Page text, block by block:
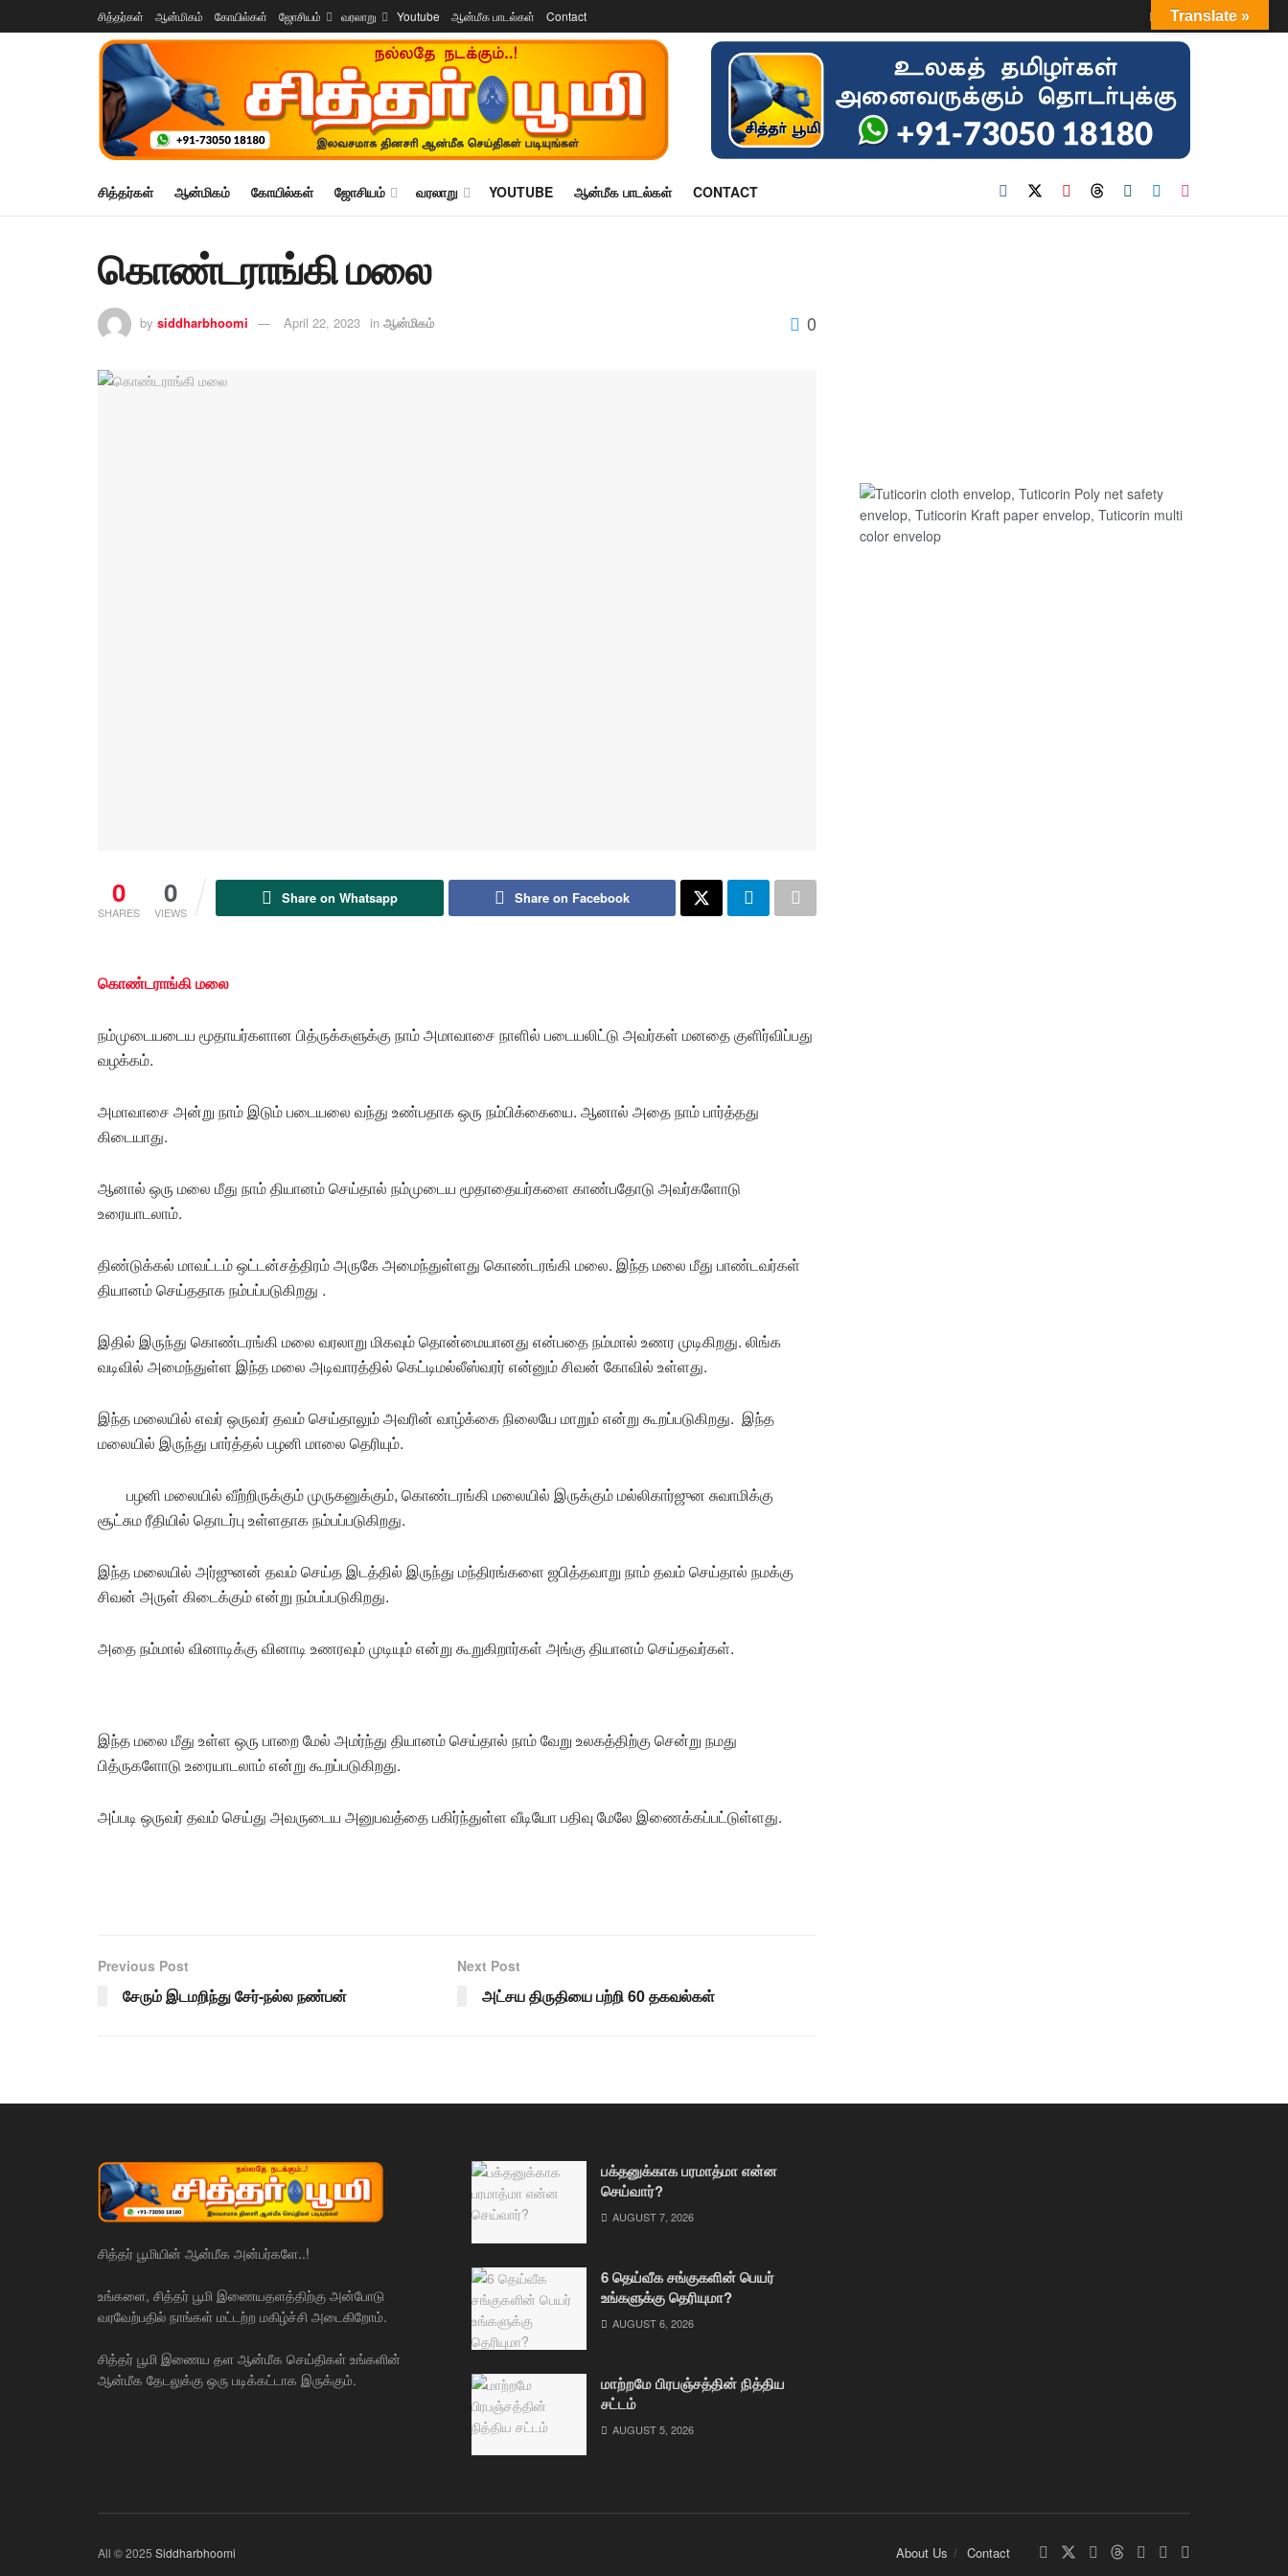
சித்தர்கள் ஆன்மிகம் கோயில்கள் ஜோசியம் வரலாறு Youtube ஆன்மீக பாடல்கள் Contact Login
சித்தர்கள் ஆன்மிகம் கோயில்கள் ஜோசியம் வரலாறு YOUTUBE ஆன்மீக பாடல்கள் CONTACT
கொண்டராங்கி மலை
by siddharbhoomi April 22, 2023 in ஆன்மிகம் 0
0
SHARES
0
VIEWS
Share on Whatsapp Share on Facebook
கொண்டராங்கி மலை
நம்முடையடைய மூதாயர்களான பித்ருக்களுக்கு நாம் அமாவாசை நாளில் படையலிட்டு அவர்கள் மனதை குளிர்விப்பது
வழக்கம்.
அமாவாசை அன்று நாம் இடும் படையலை வந்து உண்பதாக ஒரு நம்பிக்கையை. ஆனால் அதை நாம் பார்த்தது
கிடையாது.
ஆனால் ஒரு மலை மீது நாம் தியானம் செய்தால் நம்முடைய மூதாதையர்களை காண்பதோடு அவர்களோடு
உரையாடலாம்.
திண்டுக்கல் மாவட்டம் ஒட்டன்சத்திரம் அருகே அமைந்துள்ளது கொண்டரங்கி மலை. இந்த மலை மீது பாண்டவர்கள்
தியானம் செய்ததாக நம்பப்படுகிறது .
இதில் இருந்து கொண்டரங்கி மலை வரலாறு மிகவும் தொன்மையானது என்பதை நம்மால் உணர முடிகிறது. லிங்க
வடிவில் அமைந்துள்ள இந்த மலை அடிவாரத்தில் கெட்டிமல்லீஸ்வரர் என்னும் சிவன் கோவில் உள்ளது.
இந்த மலையில் எவர் ஒருவர் தவம் செய்தாலும் அவரின் வாழ்க்கை நிலையே மாறும் என்று கூறப்படுகிறது. இந்த
மலையில் இருந்து பார்த்தல் பழனி மாலை தெரியும்.
பழனி மலையில் வீற்றிருக்கும் முருகனுக்கும், கொண்டரங்கி மலையில் இருக்கும் மல்லிகார்ஜுன சுவாமிக்கு
சூட்சும ரீதியில் தொடர்பு உள்ளதாக நம்பப்படுகிறது.
இந்த மலையில் அர்ஜுனன் தவம் செய்த இடத்தில் இருந்து மந்திரங்களை ஜபித்தவாறு நாம் தவம் செய்தால் நமக்கு
சிவன் அருள் கிடைக்கும் என்று நம்பப்படுகிறது.
அதை நம்மால் வினாடிக்கு வினாடி உணரவும் முடியும் என்று கூறுகிறார்கள் அங்கு தியானம் செய்தவர்கள்.
இந்த மலை மீது உள்ள ஒரு பாறை மேல் அமர்ந்து தியானம் செய்தால் நாம் வேறு உலகத்திற்கு சென்று நமது
பித்ருகளோடு உரையாடலாம் என்று கூறப்படுகிறது.
அப்படி ஒருவர் தவம் செய்து அவருடைய அனுபவத்தை பகிர்ந்துள்ள வீடியோ பதிவு மேலே இணைக்கப்பட்டுள்ளது.
Previous Post
சேரும் இடமறிந்து சேர்-நல்ல நண்பன்
Next Post
அட்சய திருதியை பற்றி 60 தகவல்கள்
சித்தர் பூமியின் ஆன்மீக அன்பர்களே..!
உங்களை, சித்தர் பூமி இணையதளத்திற்கு அன்போடு
வரவேற்பதில் நாங்கள் மட்டற்ற மகிழ்ச்சி அடைகிறோம்.
சித்தர் பூமி இணைய தள ஆன்மீக செய்திகள் உங்களின்
ஆன்மீக தேடலுக்கு ஒரு படிக்கட்டாக இருக்கும்.
பக்தனுக்காக பரமாத்மா என்ன
செய்வார்?
AUGUST 7, 2026
6 தெய்வீக சங்குகளின் பெயர்
உங்களுக்கு தெரியுமா?
AUGUST 6, 2026
மாற்றமே பிரபஞ்சத்தின் நித்திய
சட்டம்
AUGUST 5, 2026
About Us Contact
All © 2025 Siddharbhoomi
Translate »